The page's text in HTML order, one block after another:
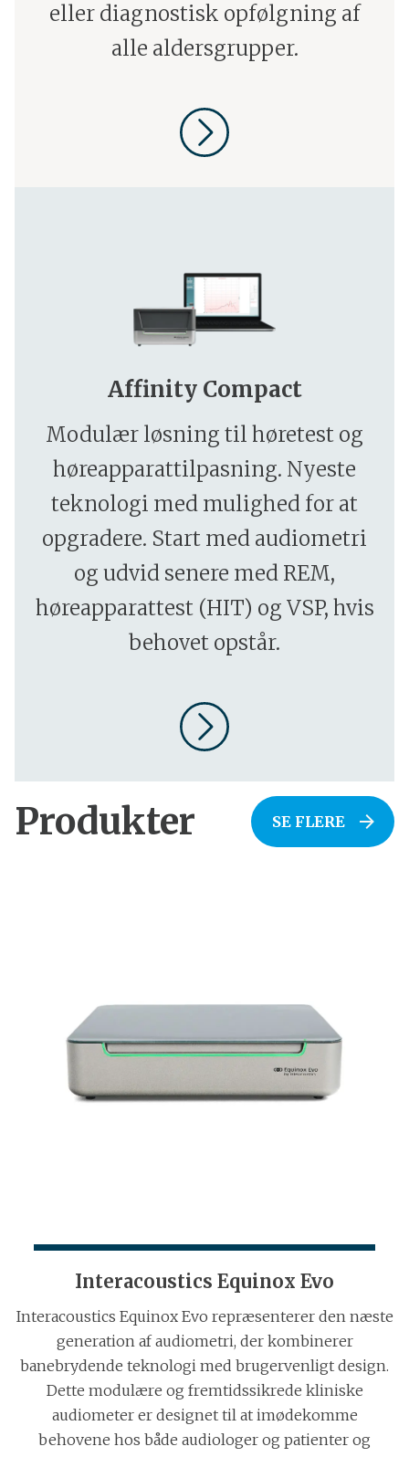
eller diagnostisk opfølgning af
alle aldersgrupper.
Affinity Compact
Modulær løsning til høretest og
høreapparattilpasning. Nyeste
teknologi med mulighed for at
opgradere. Start med audiometri
og udvid senere med REM,
høreapparattest (HIT) og VSP, hvis
behovet opstår.
Produkter SE FLERE
Interacoustics Equinox Evo
Interacoustics Equinox Evo repræsenterer den næste
generation af audiometri, der kombinerer
banebrydende teknologi med brugervenligt design.
Dette modulære og fremtidssikrede kliniske
audiometer er designet til at imødekomme
behovene hos både audiologer og patienter og